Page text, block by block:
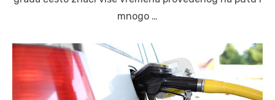
mnogo …